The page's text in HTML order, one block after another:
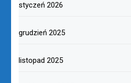
styczeń 2026
grudzień 2025
listopad 2025